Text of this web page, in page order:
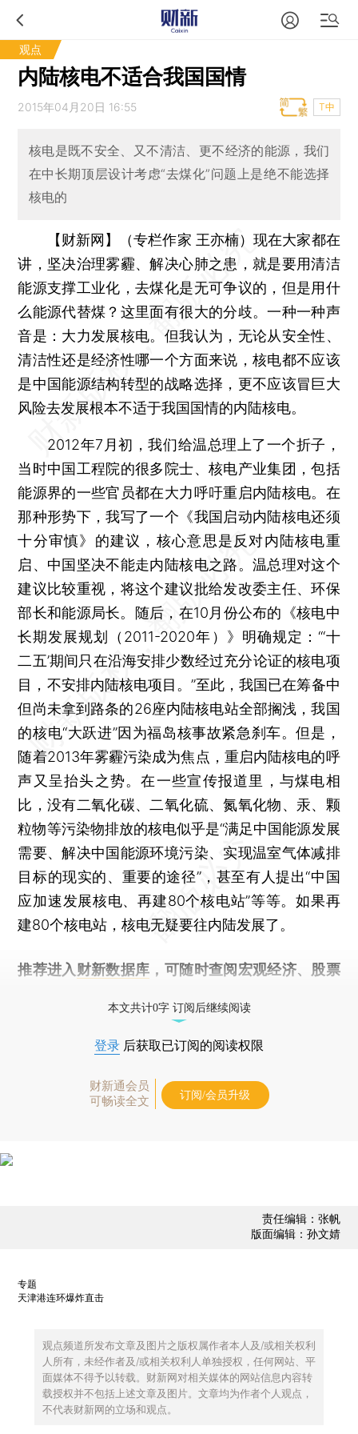
观点
内陆核电不适合我国国情
2015年04月20日 16:55 T中
核电是既不安全、又不清洁、更不经济的能源，我们
在中长期顶层设计考虑“去煤化”问题上是绝不能选择
核电的
【财新网】（专栏作家 王亦楠）现在大家都在
讲，坚决治理雾霾、解决心肺之患，就是要用清洁
能源支撑工业化，去煤化是无可争议的，但是用什
么能源代替煤？这里面有很大的分歧。一种一种声
音是：大力发展核电。但我认为，无论从安全性、
清洁性还是经济性哪一个方面来说，核电都不应该
是中国能源结构转型的战略选择，更不应该冒巨大
风险去发展根本不适于我国国情的内陆核电。
2012年7月初，我们给温总理上了一个折子，
当时中国工程院的很多院士、核电产业集团，包括
能源界的一些官员都在大力呼吁重启内陆核电。在
那种形势下，我写了一个《我国启动内陆核电还须
十分审慎》的建议，核心意思是反对内陆核电重
启、中国坚决不能走内陆核电之路。温总理对这个
建议比较重视，将这个建议批给发改委主任、环保
部长和能源局长。随后，在10月份公布的《核电中
长期发展规划（2011-2020年）》明确规定：“‘十
二五’期间只在沿海安排少数经过充分论证的核电项
目，不安排内陆核电项目。”至此，我国已在筹备中
但尚未拿到路条的26座内陆核电站全部搁浅，我国
的核电“大跃进”因为福岛核事故紧急刹车。但是，
随着2013年雾霾污染成为焦点，重启内陆核电的呼
声又呈抬头之势。在一些宣传报道里，与煤电相
比，没有二氧化碳、二氧化硫、氮氧化物、汞、颗
粒物等污染物排放的核电似乎是“满足中国能源发展
需要、解决中国能源环境污染、实现温室气体减排
目标的现实的、重要的途径”，甚至有人提出“中国
应加速发展核电、再建80个核电站”等等。如果再
建80个核电站，核电无疑要往内陆发展了。
推荐进入 财新数据库 ，可随时查阅宏观经济、股票
本文共计0字 订阅后继续阅读
登录 后获取已订阅的阅读权限
财新通会员
可畅读全文
订阅/会员升级
责任编辑：张帆
版面编辑：孙文婧
专题
天津港连环爆炸直击
观点频道所发布文章及图片之版权属作者本人及/或相关权利
人所有，未经作者及/或相关权利人单独授权，任何网站、平
面媒体不得予以转载。财新网对相关媒体的网站信息内容转
载授权并不包括上述文章及图片。文章均为作者个人观点，
不代表财新网的立场和观点。